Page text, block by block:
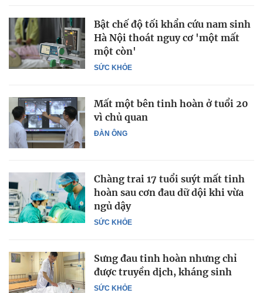
SỨC KHỎE
Bật chế độ tối khẩn cứu nam sinh
Hà Nội thoát nguy cơ 'một mất
một còn'
ĐÀN ÔNG
Mất một bên tinh hoàn ở tuổi 20
vì chủ quan
SỨC KHỎE
Chàng trai 17 tuổi suýt mất tinh
hoàn sau cơn đau dữ dội khi vừa
ngủ dậy
SỨC KHỎE
Sưng đau tinh hoàn nhưng chỉ
được truyền dịch, kháng sinh